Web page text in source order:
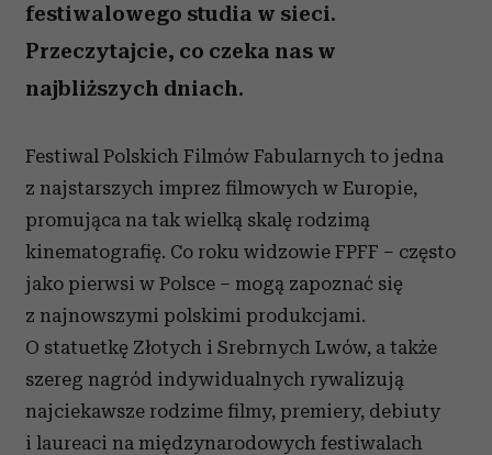
festiwalowego studia w sieci.
Przeczytajcie, co czeka nas w
najbliższych dniach.
Festiwal Polskich Filmów Fabularnych to jedna
z najstarszych imprez filmowych w Europie,
promująca na tak wielką skalę rodzimą
kinematografię. Co roku widzowie FPFF – często
jako pierwsi w Polsce – mogą zapoznać się
z najnowszymi polskimi produkcjami.
O statuetkę Złotych i Srebrnych Lwów, a także
szereg nagród indywidualnych rywalizują
najciekawsze rodzime filmy, premiery, debiuty
i laureaci na międzynarodowych festiwalach